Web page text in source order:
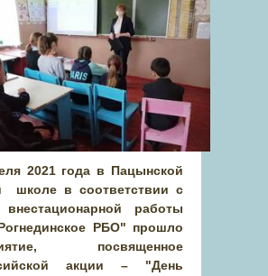
2021 года в Пацынской
школе в соответствии с
внестационарной работы
РБО" прошло
посвященное
акции – "День